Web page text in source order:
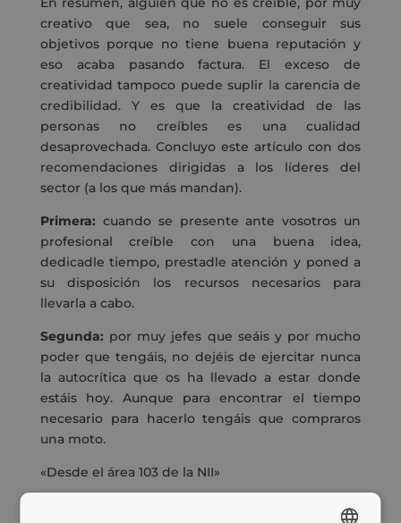
creativo que sea, no suele conseguir sus
objetivos porque no tiene buena reputación y
eso acaba pasando factura. El exceso de
creatividad tampoco puede suplir la carencia de
credibilidad. Y es que la creatividad de las
personas no creíbles es una cualidad
desaprovechada. Concluyo este artículo con dos
recomendaciones dirigidas a los líderes del
sector (a los que más mandan).
Primera: cuando se presente ante vosotros un
profesional creíble con una buena idea,
dedicadle tiempo, prestadle atención y poned a
su disposición los recursos necesarios para
llevarla a cabo.
Segunda: por muy jefes que seáis y por mucho
poder que tengáis, no dejéis de ejercitar nunca
la autocrítica que os ha llevado a estar donde
estáis hoy. Aunque para encontrar el tiempo
necesario para hacerlo tengáis que compraros
una moto.
«Desde el área 103 de la NII»